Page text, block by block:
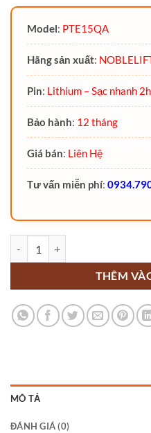
Model: PTE15QA
Hãng sản xuất:
Pin: Lithium – Sạc nhanh 2h
Bảo hành: 12 tháng
Giá bán: Liên Hệ
Tư vấn miễn phí:
THÊM
MÔ TẢ
ĐÁNH GIÁ (0)